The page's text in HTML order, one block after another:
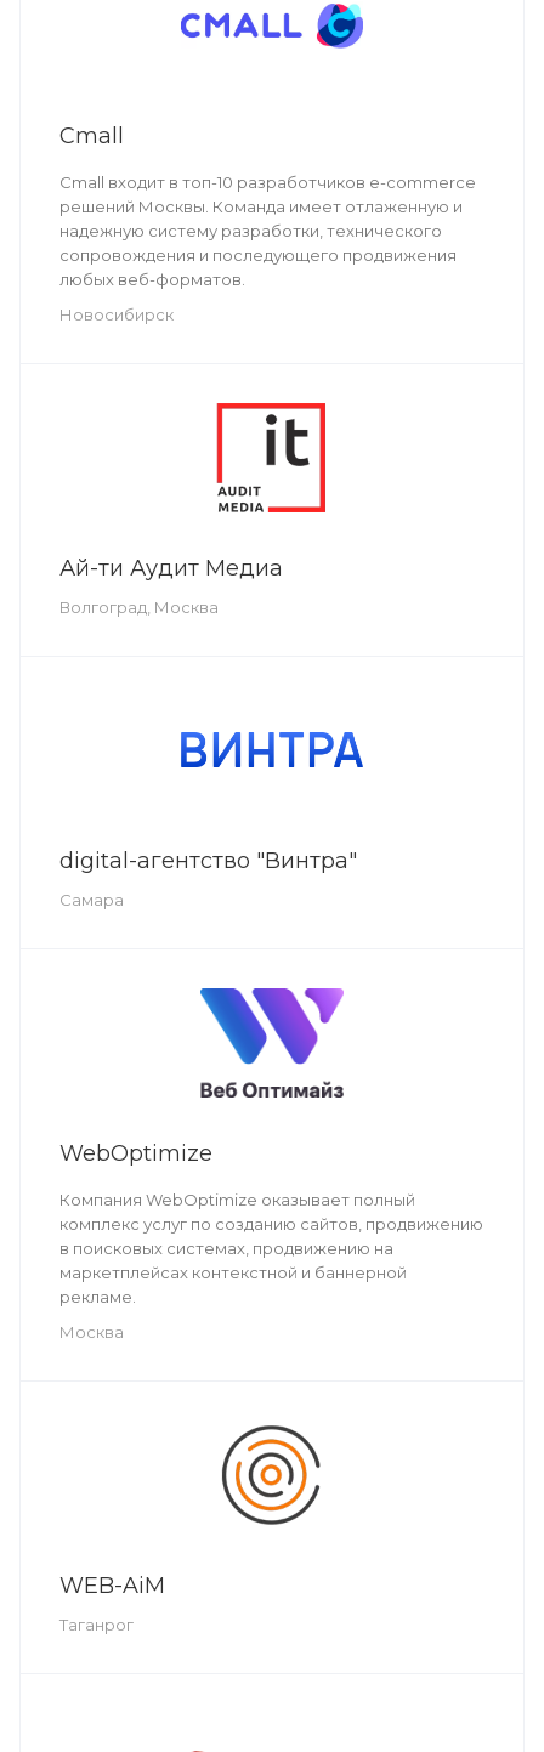
Cmall
Cmall входит в топ-10 разработчиков e-commerce
решений Москвы. Команда имеет отлаженную и
надежную систему разработки, технического
сопровождения и последующего продвижения
любых веб-форматов.
Новосибирск
Ай-ти Аудит Медиа
Волгоград, Москва
digital-агентство "Винтра"
Самара
WebOptimize
Компания WebOptimize оказывает полный
комплекс услуг по созданию сайтов, продвижению
в поисковых системах, продвижению на
маркетплейсах контекстной и баннерной
рекламе.
Москва
WEB-AiM
Таганрог